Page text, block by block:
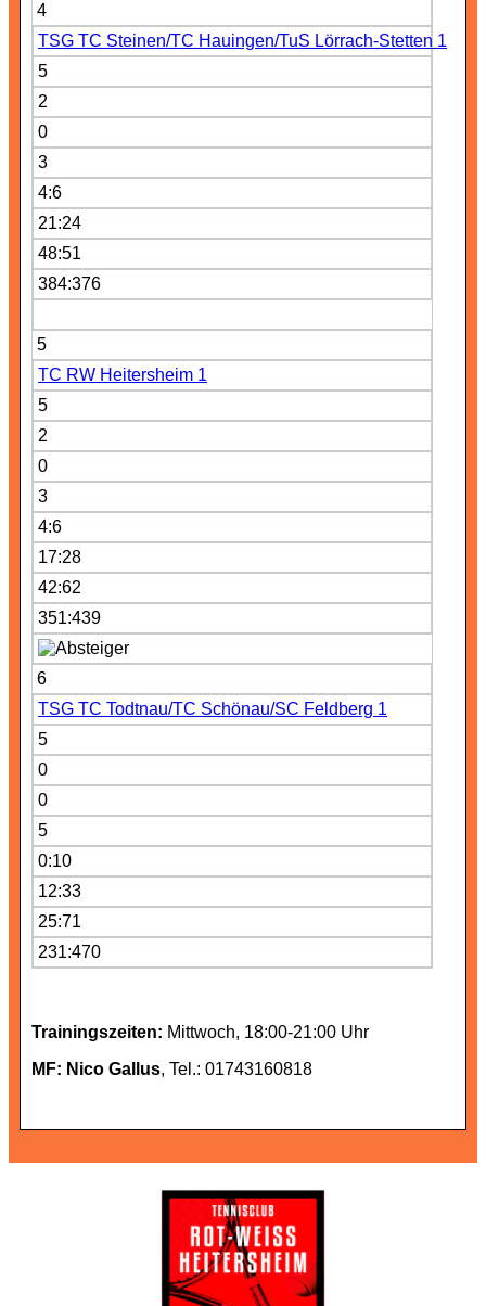
4
TSG TC Steinen/TC Hauingen/TuS Lörrach-Stetten 1
5
2
0
3
4:6
21:24
48:51
384:376
5
TC RW Heitersheim 1
5
2
0
3
4:6
17:28
42:62
351:439
6
TSG TC Todtnau/TC Schönau/SC Feldberg 1
5
0
0
5
0:10
12:33
25:71
231:470
Trainingszeiten: Mittwoch, 18:00-21:00 Uhr
MF: Nico Gallus, Tel.: 01743160818